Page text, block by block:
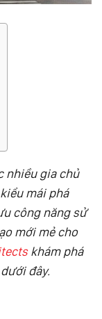
nhiều gia chủ
mái phá
công năng sử
mới mẻ cho
khám phá
đây.